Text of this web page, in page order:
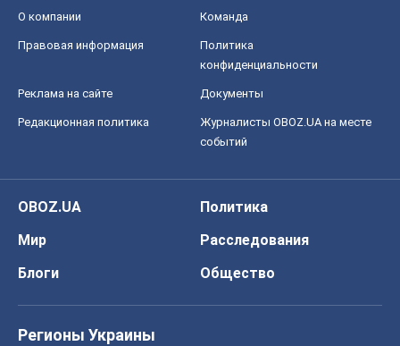
О компании Команда
Правовая информация
Политика
конфиденциальности
Реклама на сайте Документы
Редакционная политика
Журналисты OBOZ.UA на месте
событий
OBOZ.UA
Политика
Мир
Расследования
Блоги
Общество
Регионы Украины